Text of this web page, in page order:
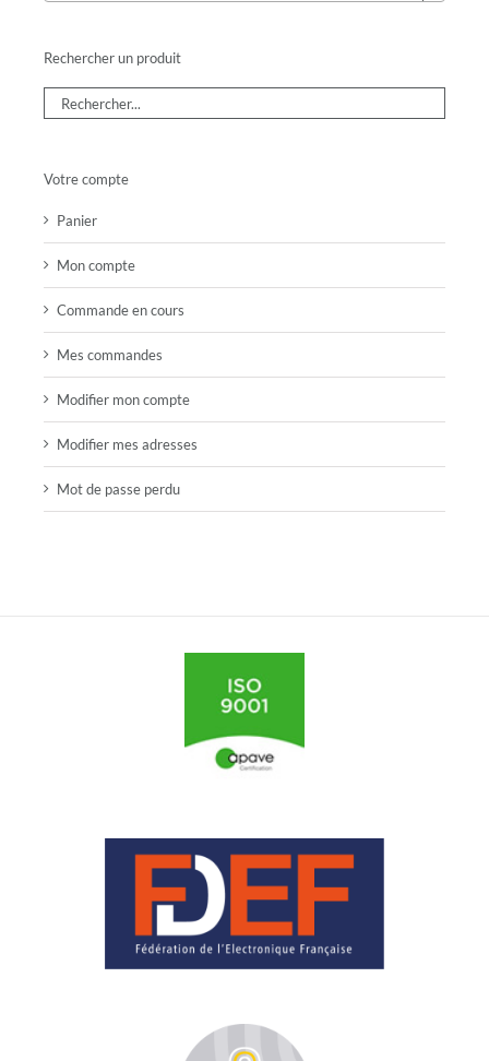
Rechercher un produit
Votre compte
Panier
Mon compte
Commande en cours
Mes commandes
Modifier mon compte
Modifier mes adresses
Mot de passe perdu